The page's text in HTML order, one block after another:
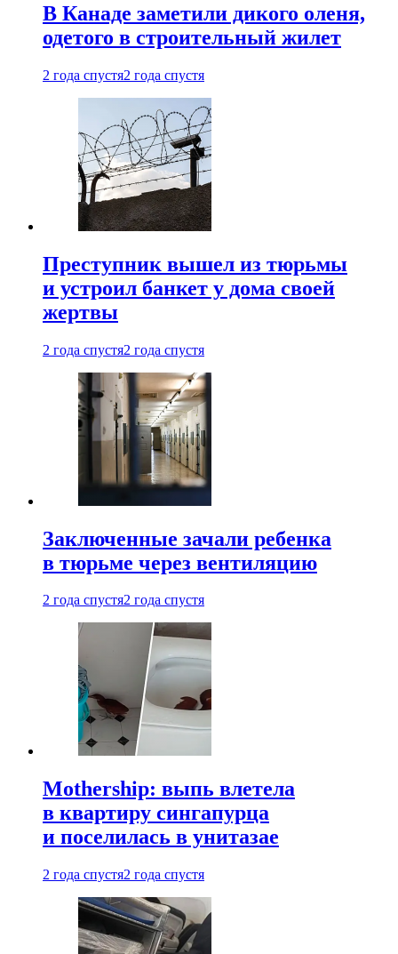
В Канаде заметили дикого оленя,
одетого в строительный жилет
2 года спустя2 года спустя
Преступник вышел из тюрьмы
и устроил банкет у дома своей
жертвы
2 года спустя2 года спустя
Заключенные зачали ребенка
в тюрьме через вентиляцию
2 года спустя2 года спустя
Mothership: выпь влетела
в квартиру сингапурца
и поселилась в унитазае
2 года спустя2 года спустя